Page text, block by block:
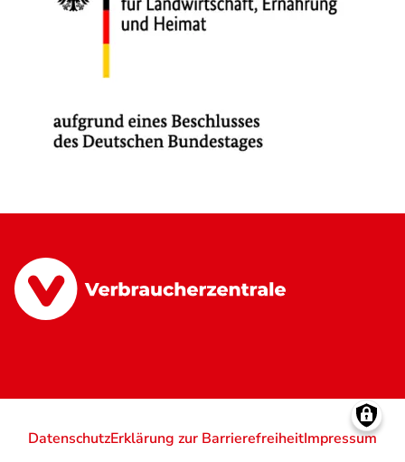
DatenschutzErklärung zur BarrierefreiheitImpressum